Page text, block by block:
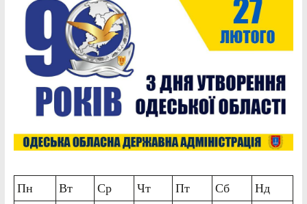
Пн Вт Ср Чт Пт Сб
Нд